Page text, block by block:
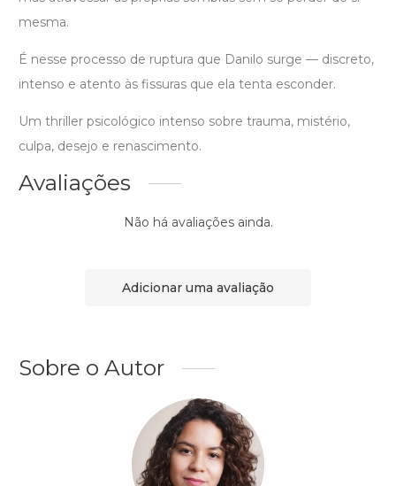
mesma.
É nesse processo de ruptura que Danilo surge — discreto,
intenso e atento às fissuras que ela tenta esconder.
Um thriller psicológico intenso sobre trauma, mistério,
culpa, desejo e renascimento.
Avaliações
Não há avaliações ainda.
Adicionar uma avaliação
Sobre o Autor